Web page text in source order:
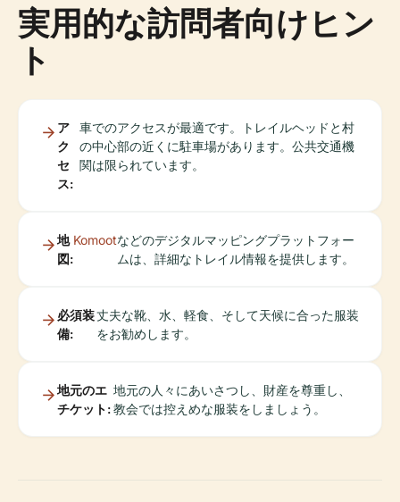
実用的な訪問者向けヒン
ト
ア
ク
セ
ス:
車でのアクセスが最適です。トレイルヘッドと村
の中心部の近くに駐車場があります。公共交通機
関は限られています。
地
図:
Komootなどのデジタルマッピングプラットフォー
ムは、詳細なトレイル情報を提供します。
必須装
備:
丈夫な靴、水、軽食、そして天候に合った服装
をお勧めします。
地元のエ
チケット:
地元の人々にあいさつし、財産を尊重し、
教会では控えめな服装をしましょう。